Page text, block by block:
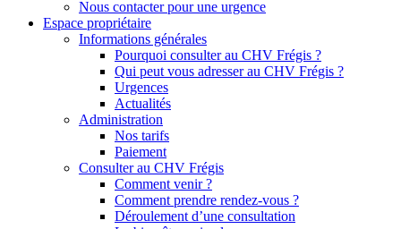
Nous contacter pour une urgence
Espace propriétaire
Informations générales
Pourquoi consulter au CHV Frégis ?
Qui peut vous adresser au CHV Frégis ?
Urgences
Actualités
Administration
Nos tarifs
Paiement
Consulter au CHV Frégis
Comment venir ?
Comment prendre rendez-vous ?
Déroulement d’une consultation